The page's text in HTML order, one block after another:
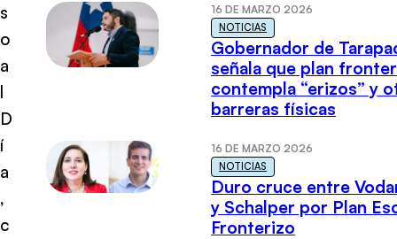
s
o
a
l
D
í
a
,
c
16 DE MARZO 2026
NOTICIAS
Gobernador de
señala que plan
contempla “erizos” y
barreras físicas
16 DE MARZO 2026
NOTICIAS
Duro cruce entre
y Schalper por Plan
Fronterizo